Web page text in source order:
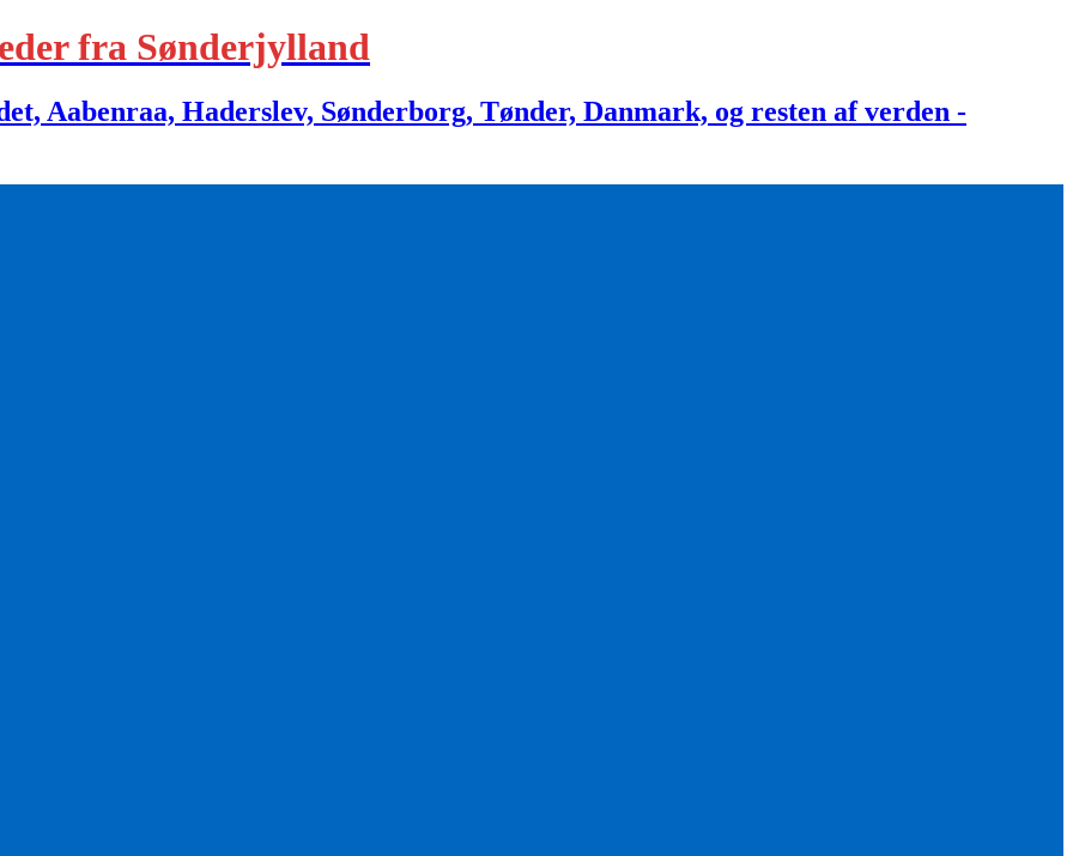
fra Sønderjylland
Aabenraa, Haderslev, Sønderborg, Tønder, Danmark, og resten af verden -